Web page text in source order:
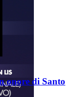
onore di Santo